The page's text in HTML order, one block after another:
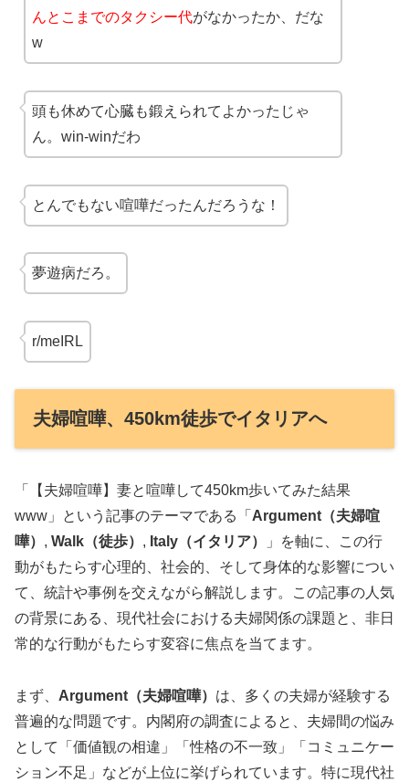
んとこまでのタクシー代がなかったか、だな
w
頭も休めて心臓も鍛えられてよかったじゃ
ん。win-winだわ
とんでもない喧嘩だったんだろうな！
夢遊病だろ。
r/meIRL
夫婦喧嘩、450km徒歩でイタリアへ
「【夫婦喧嘩】妻と喧嘩して450km歩いてみた結果
www」という記事のテーマである「 Argument（夫婦喧
嘩） , Walk（徒歩） , Italy（イタリア）
」を軸に、この行
動がもたらす心理的、社会的、そして身体的な影響につい
て、統計や事例を交えながら解説します。この記事の人気
の背景にある、現代社会における夫婦関係の課題と、非日
常的な行動がもたらす変容に焦点を当てます。
まず、 Argument（夫婦喧嘩） は、多くの夫婦が経験する
普遍的な問題です。内閣府の調査によると、夫婦間の悩み
として「価値観の相違」「性格の不一致」「コミュニケー
ション不足」などが上位に挙げられています。特に現代社